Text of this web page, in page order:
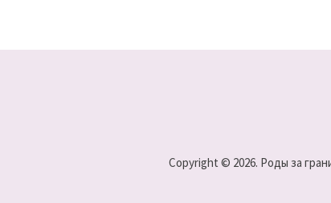
Copyright © 2026. Роды за